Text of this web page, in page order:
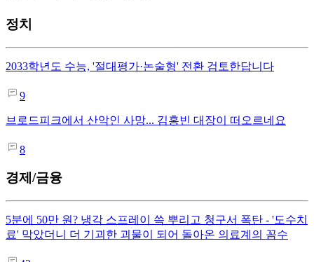
정치
2033학년도 수능, '절대평가·논술형' 전환 검토한답니다
9
브로드피크에서 산악인 사망... 김홍빈 대장이 떠오르네요
8
경제/금융
5분에 50만 원? 냉각 스프레이 쓱 뿌리고 청구서 폭탄 - '도수치
료' 막았더니 더 기괴한 괴물이 되어 돌아온 의료계의 꼼수